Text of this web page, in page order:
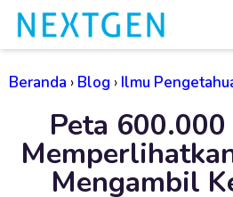
Beranda › Blog › Ilmu
Peta
Mengambil